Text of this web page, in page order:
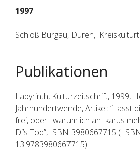
1997
Schloß Burgau, Düren,
Publikationen
Labyrinth, Kulturzeitschrift, 1999,
Jahrhundertwende, Artikel: “Lasst
frei, oder : warum ich an Ikarus
Di’s Tod”, ISBN 3980667715 (
13:9783980667715)